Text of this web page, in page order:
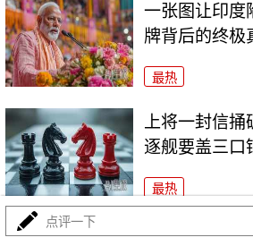
一张图让印度
牌背后的终极
最热
上将一封信
逐舰要盖三口
最热
美国踏进3个大坑把自己埋了！
点评一下